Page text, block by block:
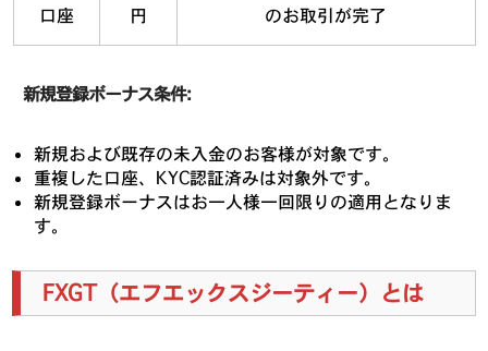
口座
円
のお取引が完了
新規登録ボーナス条件:
新規および既存の未入金のお客様が対象です。
重複した口座、KYC認証済みは対象外です。
新規登録ボーナスはお一人様一回限りの適用となりま
す。
FXGT（エフエックスジーティー）とは